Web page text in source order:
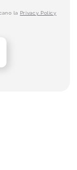
la Privacy Policy